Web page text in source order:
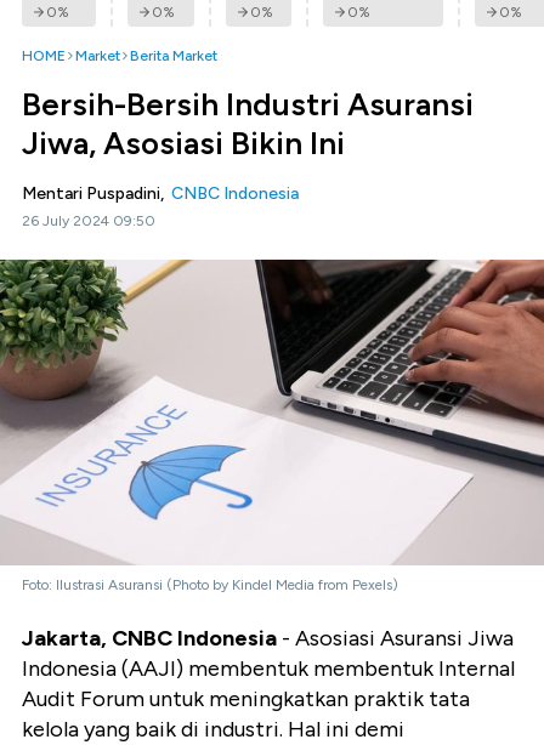
0% 0% 0% 0% 0%
HOME Market Berita Market
Bersih-Bersih Industri Asuransi
Jiwa, Asosiasi Bikin Ini
Mentari Puspadini, CNBC Indonesia
26 July 2024 09:50
Foto: Ilustrasi Asuransi (Photo by Kindel Media from Pexels)
Jakarta, CNBC Indonesia - Asosiasi Asuransi Jiwa
Indonesia (AAJI) membentuk membentuk Internal
Audit Forum untuk meningkatkan praktik tata
kelola yang baik di industri. Hal ini demi